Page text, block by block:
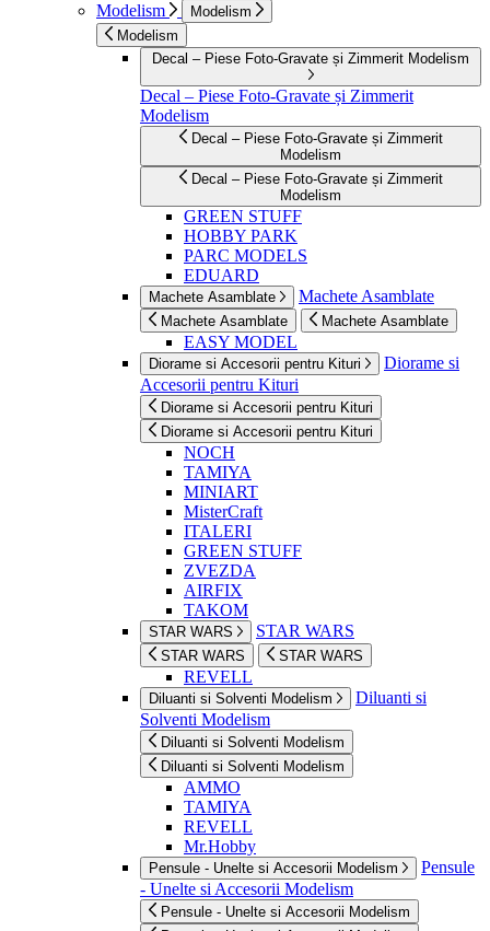
Modelism
Modelism
Modelism
Decal – Piese Foto-Gravate și Zimmerit Modelism
Decal – Piese Foto-Gravate și Zimmerit
Modelism
Decal – Piese Foto-Gravate și Zimmerit
Modelism
Decal – Piese Foto-Gravate și Zimmerit
Modelism
GREEN STUFF
HOBBY PARK
PARC MODELS
EDUARD
Machete Asamblate Machete Asamblate
Machete Asamblate Machete Asamblate
EASY MODEL
Diorame si Accesorii pentru Kituri
Diorame si
Accesorii pentru Kituri
Diorame si Accesorii pentru Kituri
Diorame si Accesorii pentru Kituri
NOCH
TAMIYA
MINIART
MisterCraft
ITALERI
GREEN STUFF
ZVEZDA
AIRFIX
TAKOM
STAR WARS STAR WARS
STAR WARS STAR WARS
REVELL
Diluanti si Solventi Modelism
Diluanti si
Solventi Modelism
Diluanti si Solventi Modelism
Diluanti si Solventi Modelism
AMMO
TAMIYA
REVELL
Mr.Hobby
Pensule - Unelte si Accesorii Modelism
Pensule
- Unelte si Accesorii Modelism
Pensule - Unelte si Accesorii Modelism